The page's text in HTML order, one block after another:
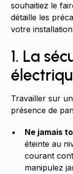
souhaitiez le
détaille les
votre
1. La
Travailler sur
présence de
Ne jamais
éteinte au
courant
manipulez